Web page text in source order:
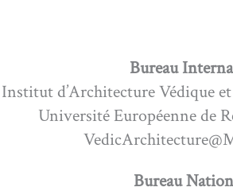
Bureau
Institut d’Architecture Védique
Université Européenne de
Bureau